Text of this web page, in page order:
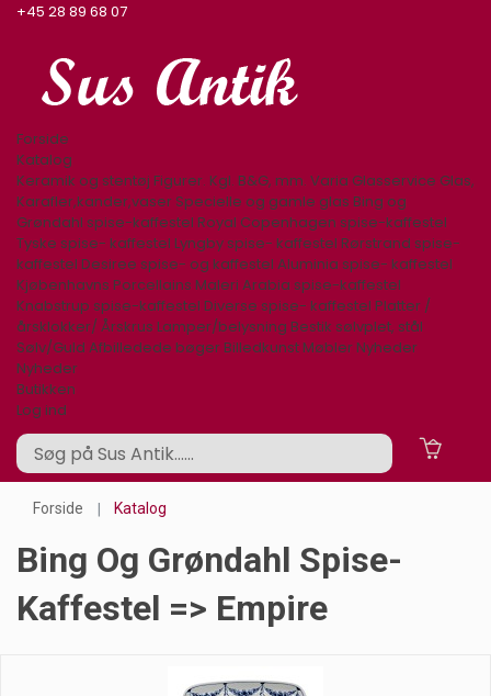
+45 28 89 68 07
Forside
Katalog
Keramik og stentøj Figurer. Kgl. B&G, mm. Varia Glasservice Glas,
Karafler,kander,vaser Specielle og gamle glas Bing og
Grøndahl spise-kaffestel Royal Copenhagen spise-kaffestel
Tyske spise- kaffestel Lyngby spise- kaffestel Rørstrand spise-
kaffestel Desiree spise- og kaffestel Aluminia spise- kaffestel
Kjøbenhavns Porcellains Maleri Arabia spise-kaffestel
Knabstrup spise-kaffestel Diverse spise- kaffestel Platter /
årsklokker/ Årskrus Lamper/belysning Bestik sølvplet, stål
Sølv/Guld Afbilledede bøger Billedkunst Møbler Nyheder
Nyheder
Butikken
Log ind
Forside Katalog
Bing Og Grøndahl Spise-
Kaffestel => Empire